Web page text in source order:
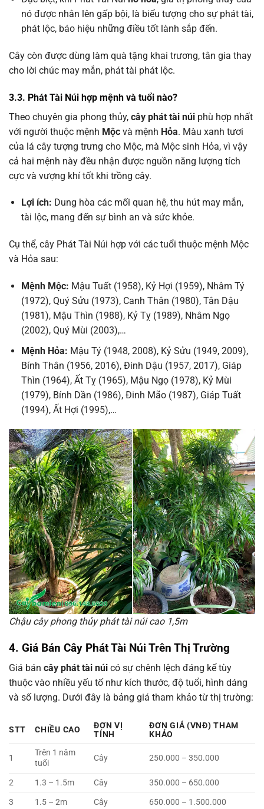
nó được nhân lên gấp bội, là biểu tượng cho sự phát tài,
phát lộc, báo hiệu những điều tốt lành sắp đến.
Cây còn được dùng làm quà tặng khai trương, tân gia thay
cho lời chúc may mắn, phát tài phát lộc.
3.3. Phát Tài Núi hợp mệnh và tuổi nào?
Theo chuyên gia phong thủy, cây phát tài núi phù hợp nhất
với người thuộc mệnh Mộc và mệnh Hỏa. Màu xanh tươi
của lá cây tượng trưng cho Mộc, mà Mộc sinh Hỏa, vì vậy
cả hai mệnh này đều nhận được nguồn năng lượng tích
cực và vượng khí tốt khi trồng cây.
Lợi ích: Dung hòa các mối quan hệ, thu hút may mắn,
tài lộc, mang đến sự bình an và sức khỏe.
Cụ thể, cây Phát Tài Núi hợp với các tuổi thuộc mệnh Mộc
và Hỏa sau:
Mệnh Mộc: Mậu Tuất (1958), Kỷ Hợi (1959), Nhâm Tý
(1972), Quý Sửu (1973), Canh Thân (1980), Tân Dậu
(1981), Mậu Thìn (1988), Kỷ Tỵ (1989), Nhâm Ngọ
(2002), Quý Mùi (2003),…
Mệnh Hỏa: Mậu Tý (1948, 2008), Kỷ Sửu (1949, 2009),
Bính Thân (1956, 2016), Đinh Dậu (1957, 2017), Giáp
Thìn (1964), Ất Tỵ (1965), Mậu Ngọ (1978), Kỷ Mùi
(1979), Bính Dần (1986), Đinh Mão (1987), Giáp Tuất
(1994), Ất Hợi (1995),…
Chậu cây phong thủy phát tài núi cao 1,5m
4. Giá Bán Cây Phát Tài Núi Trên Thị Trường
Giá bán cây phát tài núi có sự chênh lệch đáng kể tùy
thuộc vào nhiều yếu tố như kích thước, độ tuổi, hình dáng
và số lượng. Dưới đây là bảng giá tham khảo từ thị trường:
STT CHIỀU CAO
ĐƠN VỊ
TÍNH
ĐƠN GIÁ (VNĐ) THAM
KHẢO
1
Trên 1 năm
tuổi
Cây 250.000 – 350.000
2 1.3 – 1.5m Cây
350.000 – 650.000
3
1.5 – 2m Cây 650.000 – 1.500.000